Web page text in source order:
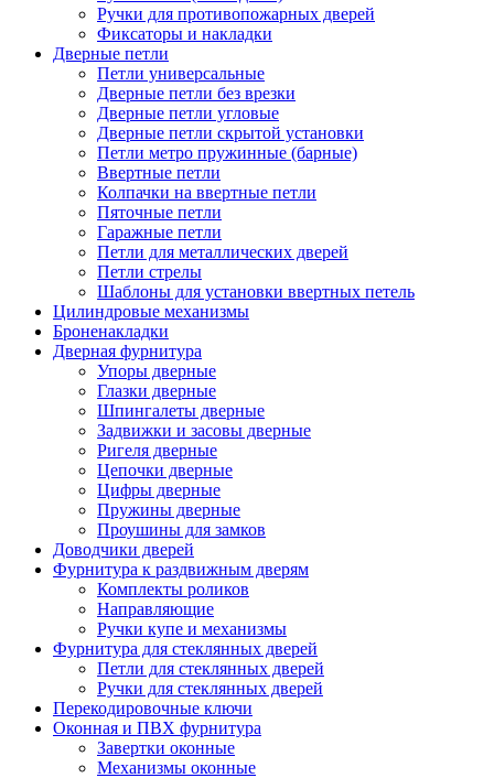
Ручки для противопожарных дверей
Фиксаторы и накладки
Дверные петли
Петли универсальные
Дверные петли без врезки
Дверные петли угловые
Дверные петли скрытой установки
Петли метро пружинные (барные)
Ввертные петли
Колпачки на ввертные петли
Пяточные петли
Гаражные петли
Петли для металлических дверей
Петли стрелы
Шаблоны для установки ввертных петель
Цилиндровые механизмы
Броненакладки
Дверная фурнитура
Упоры дверные
Глазки дверные
Шпингалеты дверные
Задвижки и засовы дверные
Ригеля дверные
Цепочки дверные
Цифры дверные
Пружины дверные
Проушины для замков
Доводчики дверей
Фурнитура к раздвижным дверям
Комплекты роликов
Направляющие
Ручки купе и механизмы
Фурнитура для стеклянных дверей
Петли для стеклянных дверей
Ручки для стеклянных дверей
Перекодировочные ключи
Оконная и ПВХ фурнитура
Завертки оконные
Механизмы оконные